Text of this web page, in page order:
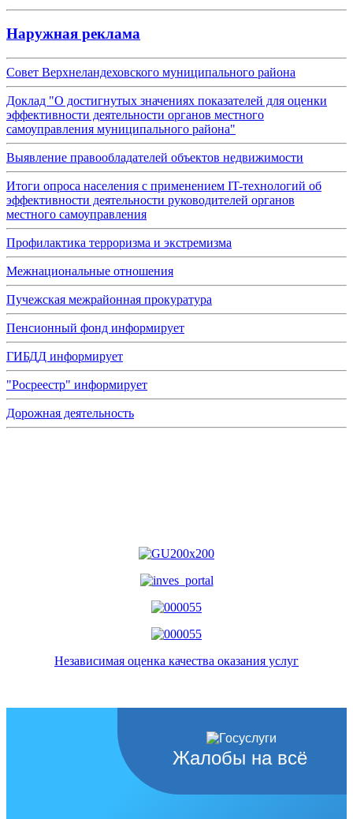
Наружная реклама
Совет Верхнеландеховского муниципального района
Доклад "О достигнутых значениях показателей для оценки
эффективности деятельности органов местного
самоуправления муниципального района"
Выявление правообладателей объектов недвижимости
Итоги опроса населения с применением IT-технологий об
эффективности деятельности руководителей органов
местного самоуправления
Профилактика терроризма и экстремизма
Межнациональные отношения
Пучежская межрайонная прокуратура
Пенсионный фонд информирует
ГИБДД информирует
"Росреестр" информирует
Дорожная деятельность
Независимая оценка качества оказания услуг
Жалобы на всё